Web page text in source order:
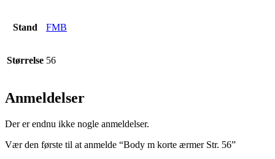
Stand FMB
Størrelse 56
Anmeldelser
Der er endnu ikke nogle anmeldelser.
Vær den første til at anmelde “Body m korte ærmer Str. 56”